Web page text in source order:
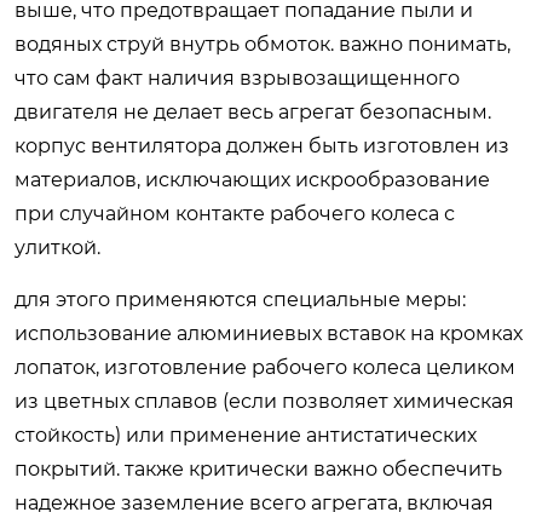
выше, что предотвращает попадание пыли и
водяных струй внутрь обмоток. важно понимать,
что сам факт наличия взрывозащищенного
двигателя не делает весь агрегат безопасным.
корпус вентилятора должен быть изготовлен из
материалов, исключающих искрообразование
при случайном контакте рабочего колеса с
улиткой.
для этого применяются специальные меры:
использование алюминиевых вставок на кромках
лопаток, изготовление рабочего колеса целиком
из цветных сплавов (если позволяет химическая
стойкость) или применение антистатических
покрытий. также критически важно обеспечить
надежное заземление всего агрегата, включая